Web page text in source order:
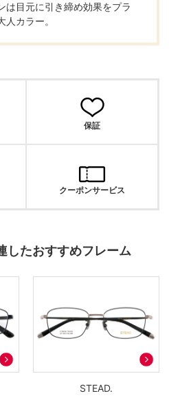
は目元に引き締め効果をプラ
カラー。
保証
クーポンサービス
したおすすめフレーム
STEAD.